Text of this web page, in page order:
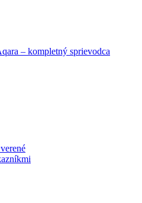
– kompletný sprievodca